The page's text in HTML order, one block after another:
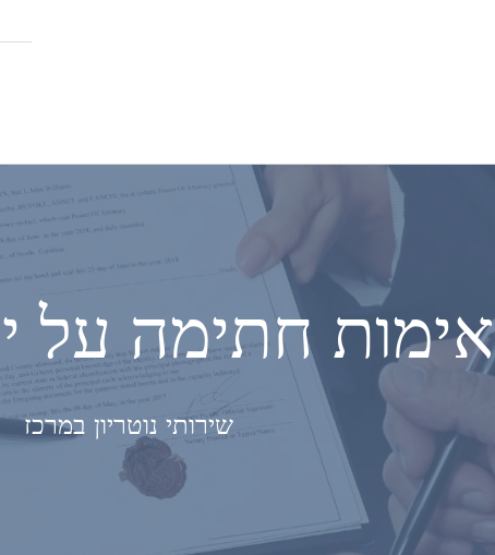
אימות חתימה על
שירותי נוטריון במרכז